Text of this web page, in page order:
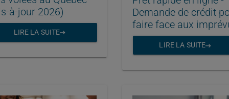
à-jour 2026)
LIRE LA SUITE
Demande de crédit
faire face aux
LIRE LA SUITE